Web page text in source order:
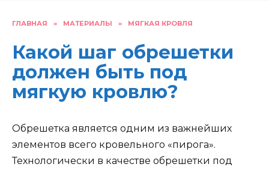
ГЛАВНАЯ » МАТЕРИАЛЫ » МЯГКАЯ КРОВЛЯ
Какой шаг обрешетки
должен быть под
мягкую кровлю?
Обрешетка является одним из важнейших
элементов всего кровельного «пирога».
Технологически в качестве обрешетки под